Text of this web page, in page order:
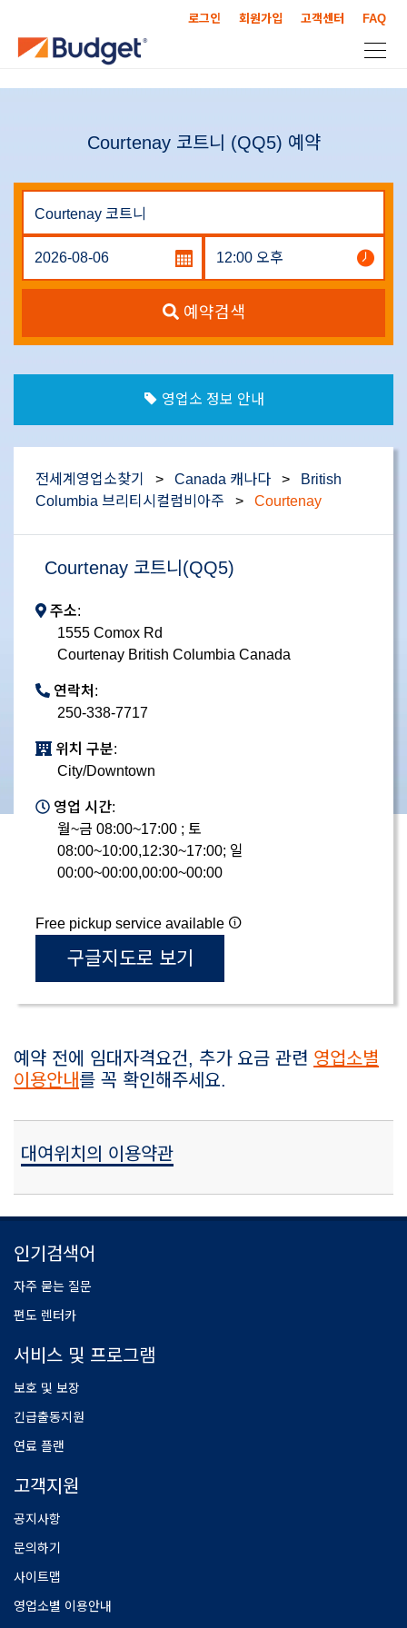
로그인 회원가입 고객센터 FAQ
Courtenay 코트니 (QQ5) 예약
예약검색
영업소 정보 안내
전세계영업소찾기 > Canada 캐나다 >
British
Columbia 브리티시컬럼비아주
> Courtenay
Courtenay 코트니(QQ5)
주소:
1555 Comox Rd
Courtenay British Columbia Canada
연락처:
250-338-7717
위치 구분:
City/Downtown
영업 시간:
월~금 08:00~17:00 ; 토
08:00~10:00,12:30~17:00; 일
00:00~00:00,00:00~00:00
Free pickup service available
구글지도로 보기
예약 전에 임대자격요건, 추가 요금 관련 영업소별
이용안내를 꼭 확인해주세요.
대여위치의 이용약관
인기검색어
자주 묻는 질문
편도 렌터카
서비스 및 프로그램
보호 및 보장
긴급출동지원
연료 플랜
고객지원
공지사항
문의하기
사이트맵
영업소별 이용안내